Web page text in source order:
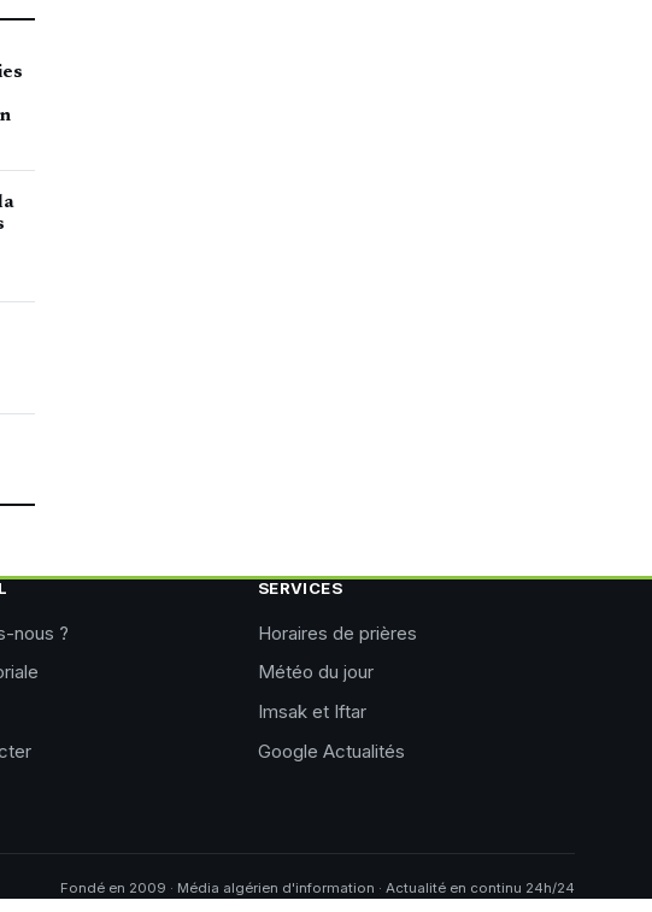
nous ?
SERVICES
Horaires de prières
Météo du jour
Imsak et Iftar
Google Actualités
Fondé en 2009 · Média algérien d'information · Actualité en continu 24h/24